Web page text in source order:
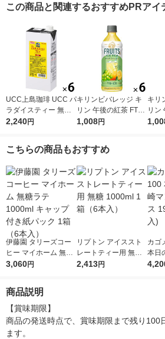
この商品と関連するおすすめPRアイ
UCC上島珈琲 UCC パ
ラダイスティー 無糖
1000ml 1箱（6本入）
2,240円
キリンビバレッジ キ
リン 午後の紅茶 FTUI
TS ＆ ICE TEA （フ
ン 500ml 1セット（6
1,008円
キリ
リン
TS
こちらの商品もおすすめ
伊藤園 タリーズコー
ヒー マイホーム 無糖
ラテ 1000ml キャップ
3,060円
リプトン アイススト
レートティー用 無糖
1000ml 1箱（6本入）
2,413円
カゴ
本日
ゴー
商品説明
【賞味期限】
商品の発送時点で、賞味期限まで残り100
ます。